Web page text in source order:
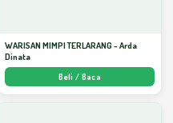
WARISAN MIMPI TERLARANG - Arda
Dinata
Beli / Baca